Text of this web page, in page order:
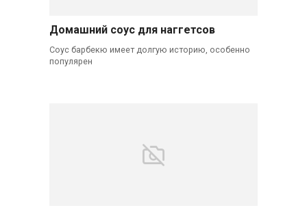
Домашний соус для наггетсов
Соус барбекю имеет долгую историю, особенно
популярен